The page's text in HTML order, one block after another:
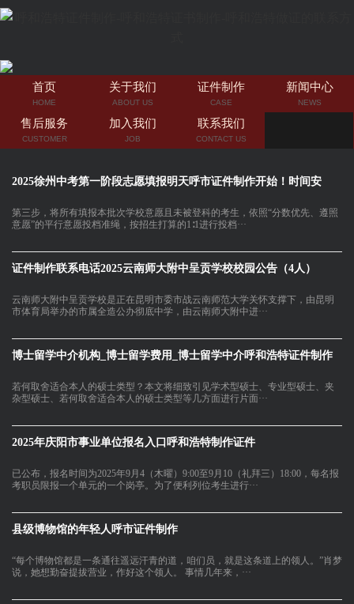
首页
HOME
关于我们
ABOUT US
证件制作
CASE
新闻中心
NEWS
售后服务
CUSTOMER
加入我们
JOB
联系我们
CONTACT US
2025徐州中考第一阶段志愿填报明天呼市证件制作开始！时间安
第三步，将所有填报本批次学校意愿且未被登科的考生，依照“分数优先、遵照
意愿”的平行意愿投档准绳，按招生打算的1∶1进行投档···
证件制作联系电话2025云南师大附中呈贡学校校园公告（4人）
云南师大附中呈贡学校是正在昆明市委市战云南师范大学关怀支撑下，由昆明
市体育局举办的市属全造公办彻底中学，由云南师大附中进···
博士留学中介机构_博士留学费用_博士留学中介呼和浩特证件制作
若何取舍适合本人的硕士类型？本文将细致引见学术型硕士、专业型硕士、夹
杂型硕士、若何取舍适合本人的硕士类型等几方面进行片面···
2025年庆阳市事业单位报名入口呼和浩特制作证件
已公布，报名时间为2025年9月4（木曜）9:00至9月10（礼拜三）18:00，每名报
考职员限报一个单元的一个岗亭。为了便利列位考生进行···
县级博物馆的年轻人呼市证件制作
“每个博物馆都是一条通往遥远汗青的道，咱们员，就是这条道上的领人。”肖梦
说，她想勤奋提拔营业，作好这个领人。 事情几年来，···